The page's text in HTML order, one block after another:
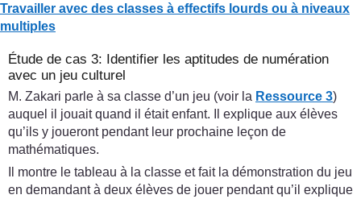
Travailler avec des classes à effectifs lourds ou à niveaux
multiples
Étude de cas 3: Identifier les aptitudes de numération
avec un jeu culturel
M. Zakari parle à sa classe d’un jeu (voir la Ressource 3)
auquel il jouait quand il était enfant. Il explique aux élèves
qu’ils y joueront pendant leur prochaine leçon de
mathématiques.
Il montre le tableau à la classe et fait la démonstration du jeu
en demandant à deux élèves de jouer pendant qu’il explique